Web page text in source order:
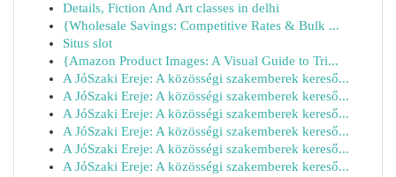
Details, Fiction And Art classes in delhi
{Wholesale Savings: Competitive Rates & Bulk ...
Situs slot
{Amazon Product Images: A Visual Guide to Tri...
A JóSzaki Ereje: A közösségi szakemberek kereső...
A JóSzaki Ereje: A közösségi szakemberek kereső...
A JóSzaki Ereje: A közösségi szakemberek kereső...
A JóSzaki Ereje: A közösségi szakemberek kereső...
A JóSzaki Ereje: A közösségi szakemberek kereső...
A JóSzaki Ereje: A közösségi szakemberek kereső...